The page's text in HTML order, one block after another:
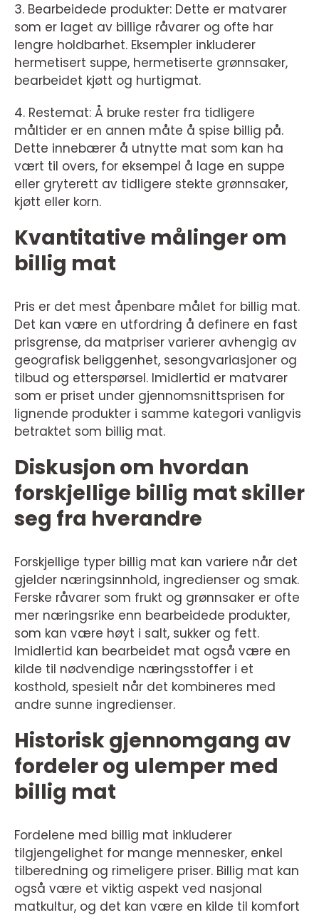
3. Bearbeidede produkter: Dette er matvarer
som er laget av billige råvarer og ofte har
lengre holdbarhet. Eksempler inkluderer
hermetisert suppe, hermetiserte grønnsaker,
bearbeidet kjøtt og hurtigmat.
4. Restemat: Å bruke rester fra tidligere
måltider er en annen måte å spise billig på.
Dette innebærer å utnytte mat som kan ha
vært til overs, for eksempel å lage en suppe
eller gryterett av tidligere stekte grønnsaker,
kjøtt eller korn.
Kvantitative målinger om
billig mat
Pris er det mest åpenbare målet for billig mat.
Det kan være en utfordring å definere en fast
prisgrense, da matpriser varierer avhengig av
geografisk beliggenhet, sesongvariasjoner og
tilbud og etterspørsel. Imidlertid er matvarer
som er priset under gjennomsnittsprisen for
lignende produkter i samme kategori vanligvis
betraktet som billig mat.
Diskusjon om hvordan
forskjellige billig mat skiller
seg fra hverandre
Forskjellige typer billig mat kan variere når det
gjelder næringsinnhold, ingredienser og smak.
Ferske råvarer som frukt og grønnsaker er ofte
mer næringsrike enn bearbeidede produkter,
som kan være høyt i salt, sukker og fett.
Imidlertid kan bearbeidet mat også være en
kilde til nødvendige næringsstoffer i et
kosthold, spesielt når det kombineres med
andre sunne ingredienser.
Historisk gjennomgang av
fordeler og ulemper med
billig mat
Fordelene med billig mat inkluderer
tilgjengelighet for mange mennesker, enkel
tilberedning og rimeligere priser. Billig mat kan
også være et viktig aspekt ved nasjonal
matkultur, og det kan være en kilde til komfort